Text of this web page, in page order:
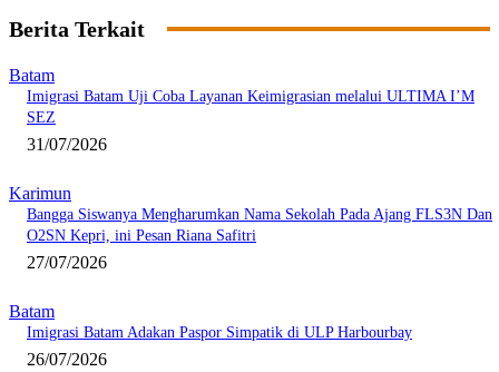
Berita Terkait
Batam
Imigrasi Batam Uji Coba Layanan Keimigrasian melalui ULTIMA I’M
SEZ
31/07/2026
Karimun
Bangga Siswanya Mengharumkan Nama Sekolah Pada Ajang FLS3N Dan
O2SN Kepri, ini Pesan Riana Safitri
27/07/2026
Batam
Imigrasi Batam Adakan Paspor Simpatik di ULP Harbourbay
26/07/2026